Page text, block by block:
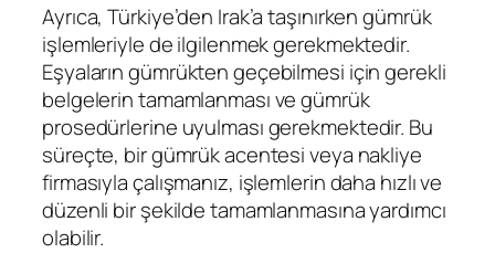
Ayrıca, Türkiye’den Irak’a taşınırken gümrük
işlemleriyle de ilgilenmek gerekmektedir.
Eşyaların gümrükten geçebilmesi için gerekli
belgelerin tamamlanması ve gümrük
prosedürlerine uyulması gerekmektedir. Bu
süreçte, bir gümrük acentesi veya nakliye
firmasıyla çalışmanız, işlemlerin daha hızlı ve
düzenli bir şekilde tamamlanmasına yardımcı
olabilir.